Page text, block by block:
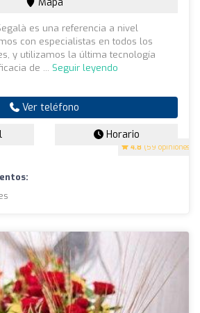
4.8 (59 opiniones)
es una referencia a nivel
con especialistas en todos los
y utilizamos la última tecnología
de ... Seguir leyendo
Ver teléfono
Horario